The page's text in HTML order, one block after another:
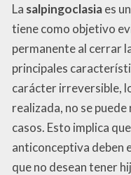
La salpingoclasiaes
tiene como objetivo
permanente al cerrar
principales
carácter irreversible,
realizada, no se
casos. Esto implica
anticonceptiva deben
que no desean tener